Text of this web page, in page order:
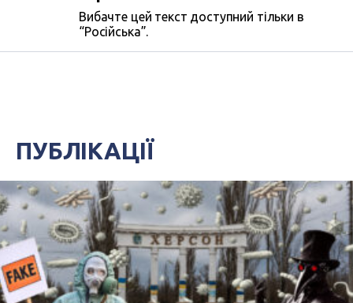
Вибачте цей текст доступний тільки в
“Російська”.
ПУБЛІКАЦІЇ